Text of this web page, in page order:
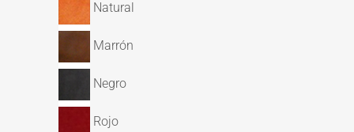
Natural
Marrón
Negro
Rojo